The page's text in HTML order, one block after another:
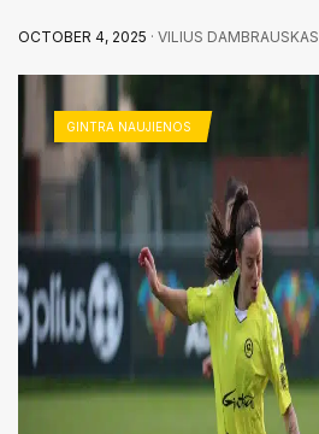
OCTOBER 4, 2025 · VILIUS DAMBRAUSKAS
GINTRA NAUJIENOS